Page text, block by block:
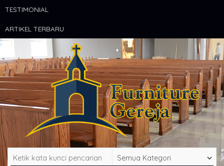
TESTIMONIAL
ARTIKEL TERBARU